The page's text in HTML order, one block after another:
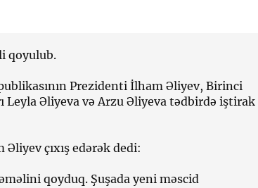
qoyulub.
Prezidenti İlham Əliyev, Birinci
Əliyeva və Arzu Əliyeva tədbirdə iştirak
çıxış edərək dedi:
qoyduq. Şuşada yeni məscid